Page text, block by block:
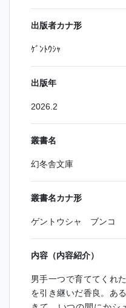
出版者カナ形
ｹﾞﾝﾄｳｼｬ
出版年
2026.2
叢書名
幻冬舎文庫
叢書名カナ形
ゲントウシャ ブンコ
内容（内容紹介）
男手一つで育ててくれ
を引き継いだ香良。あ